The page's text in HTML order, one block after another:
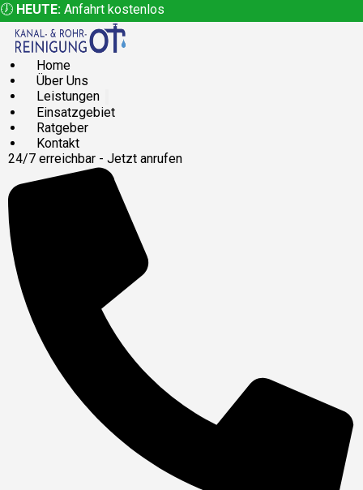
🕖 HEUTE: Anfahrt kostenlos
Home
Über Uns
Leistungen
Einsatzgebiet
Ratgeber
Kontakt
24/7 erreichbar - Jetzt anrufen